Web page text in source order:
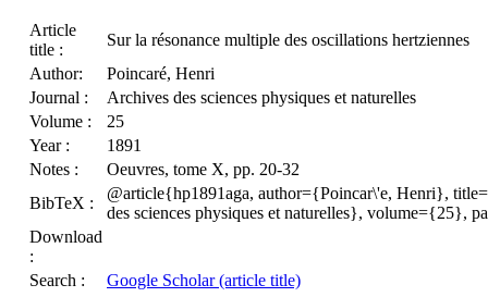
Article
title :
Sur la résonance multiple des oscillations hertziennes
Author:
Poincaré, Henri
Journal :
Archives des sciences physiques et naturelles
Volume :
25
Year :
1891
Notes :
Oeuvres, tome X, pp. 20-32
BibTeX :
@article{hp1891aga, author={Poincar\'e, Henri},
des sciences physiques et naturelles}, volume={25},
Download
:
Search :
Google Scholar (article title)